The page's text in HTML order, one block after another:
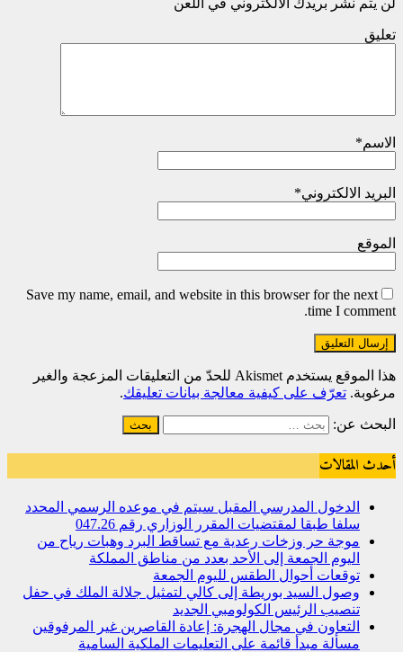
لن يتم نشر بريدك الالكتروني في اللعن
تعليق
الاسم*
البريد الالكتروني*
الموقع
Save my name, email, and website in this browser for the next
time I comment.
هذا الموقع يستخدم Akismet للحدّ من التعليقات المزعجة والغير
مرغوبة. تعرّف على كيفية معالجة بيانات تعليقك.
البحث عن:
أحدث المقالات
الدخول المدرسي المقبل سیتم في موعده الرسمي المحدد
سلفا طبقا لمقتضیات المقرر الوزاري رقم 047.26
موجة حر وزخات رعدية مع تساقط البرد وهبات رياح من
اليوم الجمعة إلى الأحد بعدد من مناطق المملكة
توقعات أحوال الطقس لليوم الجمعة
وصول السيد بوريطة إلى كالي لتمثيل جلالة الملك في حفل
تنصيب الرئيس الكولومبي الجديد
التعاون في مجال الهجرة: إعادة القاصرين غير المرفوقين
مسألة مبدأ قائمة على التعليمات الملكية السامية